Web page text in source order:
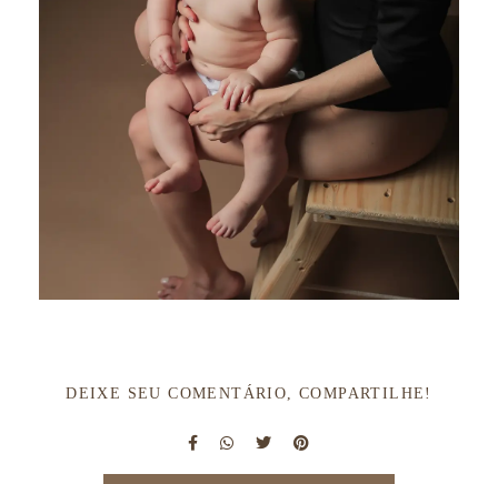
DEIXE SEU COMENTÁRIO, COMPARTILHE!